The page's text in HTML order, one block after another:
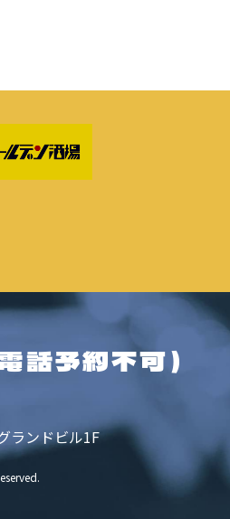
電話予約不可）
ランドビル1F